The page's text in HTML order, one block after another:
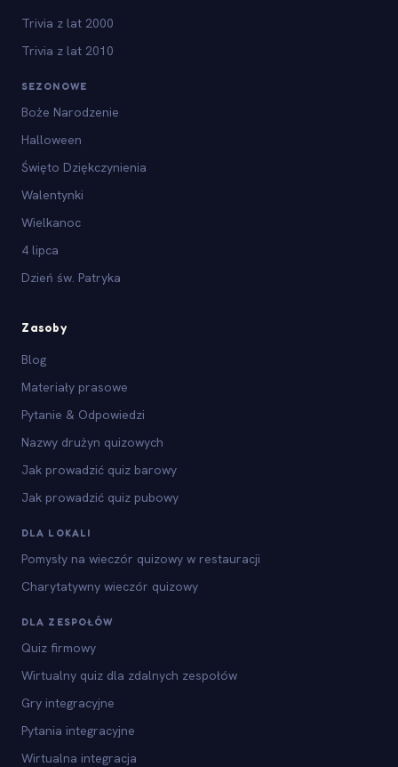
Trivia z lat 2000
Trivia z lat 2010
SEZONOWE
Boże Narodzenie
Halloween
Święto Dziękczynienia
Walentynki
Wielkanoc
4 lipca
Dzień św. Patryka
Zasoby
Blog
Materiały prasowe
Pytanie & Odpowiedzi
Nazwy drużyn quizowych
Jak prowadzić quiz barowy
Jak prowadzić quiz pubowy
DLA LOKALI
Pomysły na wieczór quizowy w restauracji
Charytatywny wieczór quizowy
DLA ZESPOŁÓW
Quiz firmowy
Wirtualny quiz dla zdalnych zespołów
Gry integracyjne
Pytania integracyjne
Wirtualna integracja